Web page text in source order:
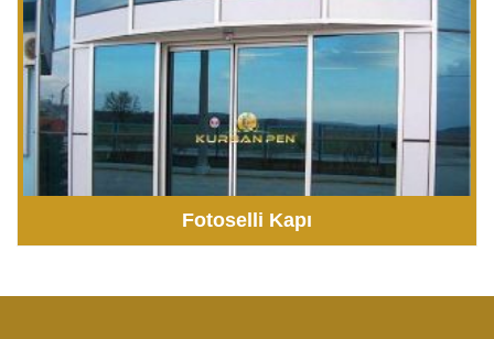
Fotoselli Kapı